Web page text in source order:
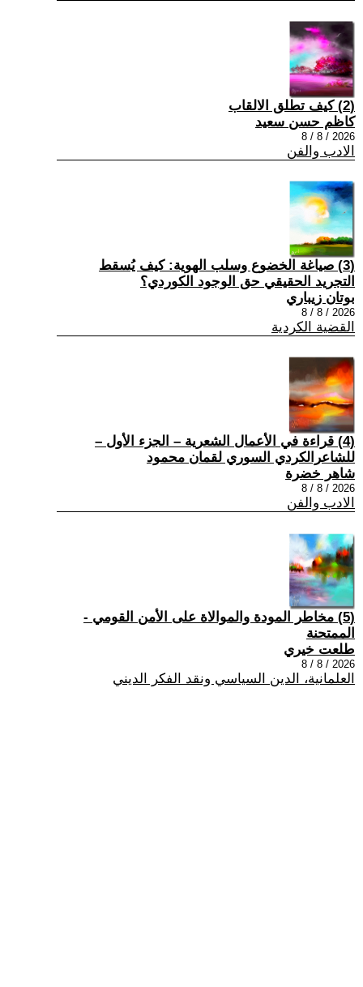
(2) كيف تطلق الالقاب
كاظم حسن سعيد
2026 / 8 / 8
الادب والفن
(3) صياغة الخضوع وسلب الهوية: كيف يُسقط
التجريد الحقيقي حق الوجود الكوردي؟
بوتان زيباري
2026 / 8 / 8
القضية الكردية
(4) قراءة في الأعمال الشعرية – الجزء الأول –
للشاعرالكردي السوري لقمان محمود
شاهر خضرة
2026 / 8 / 8
الادب والفن
(5) مخاطر المودة والموالاة على الأمن القومي -
الممتحنة
طلعت خيري
2026 / 8 / 8
العلمانية، الدين السياسي ونقد الفكر الديني